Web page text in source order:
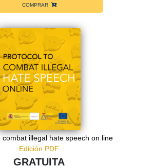
COMPRAR
combat illegal hate speech on line
Edición PDF
GRATUITA